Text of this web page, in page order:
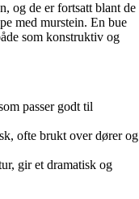
og de er fortsatt blant de
med murstein. En bue
som konstruktiv og
passer godt til
ofte brukt over dører og
gir et dramatisk og